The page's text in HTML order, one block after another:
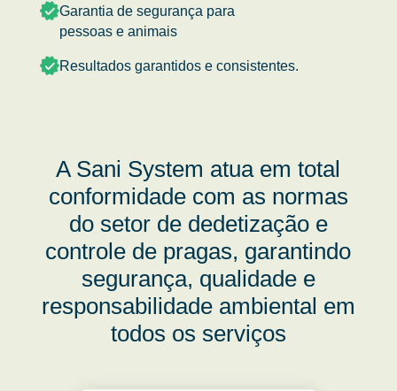
Garantia de segurança para
pessoas e animais
Resultados garantidos e consistentes.
A Sani System atua em total
conformidade com as normas
do setor de dedetização e
controle de pragas, garantindo
segurança, qualidade e
responsabilidade ambiental em
todos os serviços